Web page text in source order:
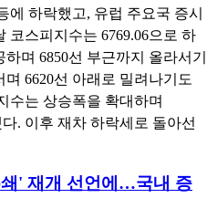
에 하락했고, 유럽 주요국 증시
코스피지수는 6769.06으로 하
며 6850선 부근까지 올라서기
6620선 아래로 밀려나기도
수는 상승폭을 확대하며
. 이후 재차 하락세로 돌아선
' 재개 선언에…국내 증